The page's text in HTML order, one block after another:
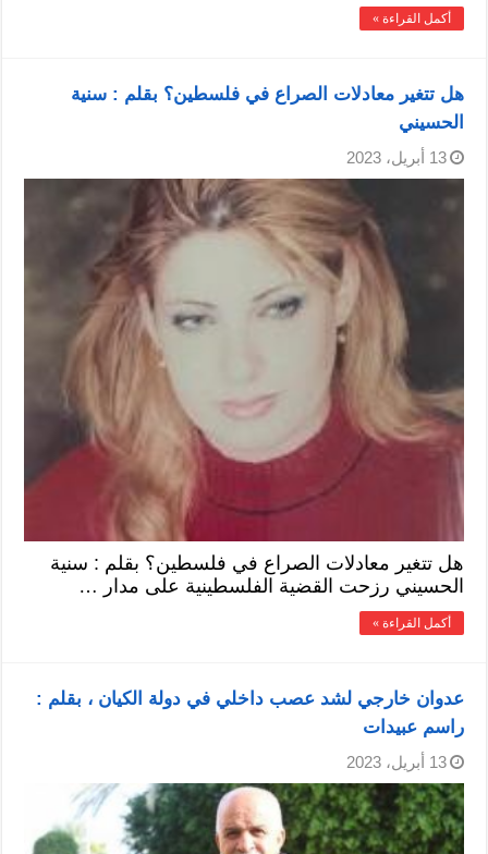
أكمل القراءة »
هل تتغير معادلات الصراع في فلسطين؟ بقلم : سنية
الحسيني
13 أبريل، 2023
هل تتغير معادلات الصراع في فلسطين؟ بقلم : سنية
الحسيني رزحت القضية الفلسطينية على مدار …
أكمل القراءة »
عدوان خارجي لشد عصب داخلي في دولة الكيان ، بقلم :
راسم عبيدات
13 أبريل، 2023